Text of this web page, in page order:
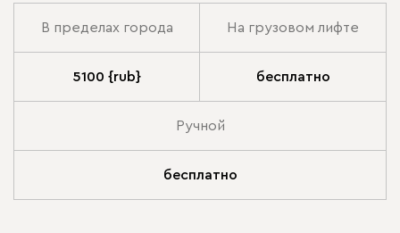
В пределах города На грузовом лифте
5100 {rub} бесплатно
Ручной
бесплатно